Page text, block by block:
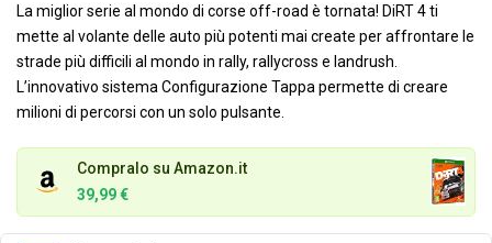
La miglior serie al mondo di corse off-road è tornata! DiRT 4 ti
mette al volante delle auto più potenti mai create per affrontare le
strade più difficili al mondo in rally, rallycross e landrush.
L’innovativo sistema Configurazione Tappa permette di creare
milioni di percorsi con un solo pulsante.
Compralo su Amazon.it
39,99 €